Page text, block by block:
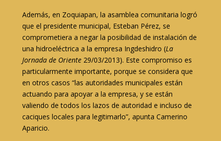
Además, en Zoquiapan, la asamblea comunitaria logró
que el presidente municipal, Esteban Pérez, se
comprometiera a negar la posibilidad de instalación de
una hidroeléctrica a la empresa Ingdeshidro (La
Jornada de Oriente29/03/2013). Este compromiso es
particularmente importante, porque se considera que
en otros casos “las autoridades municipales están
actuando para apoyar a la empresa, y se están
valiendo de todos los lazos de autoridad e incluso de
caciques locales para legitimarlo”, apunta Camerino
Aparicio.